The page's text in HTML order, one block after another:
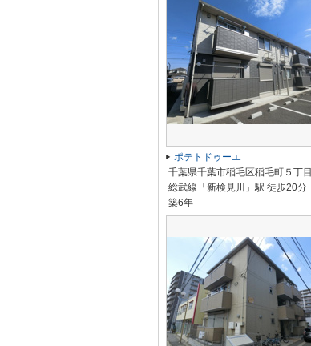
ポテトドゥーエ
千葉県千葉市稲毛区稲毛町５丁目
総武線「新検見川」駅 徒歩20分
築6年